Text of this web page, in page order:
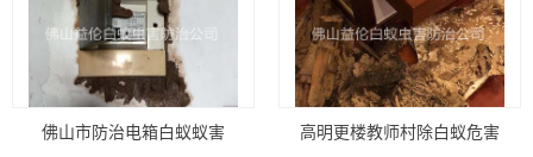
佛山市防治电箱白蚁蚁害 高明更楼教师村除白蚁危害